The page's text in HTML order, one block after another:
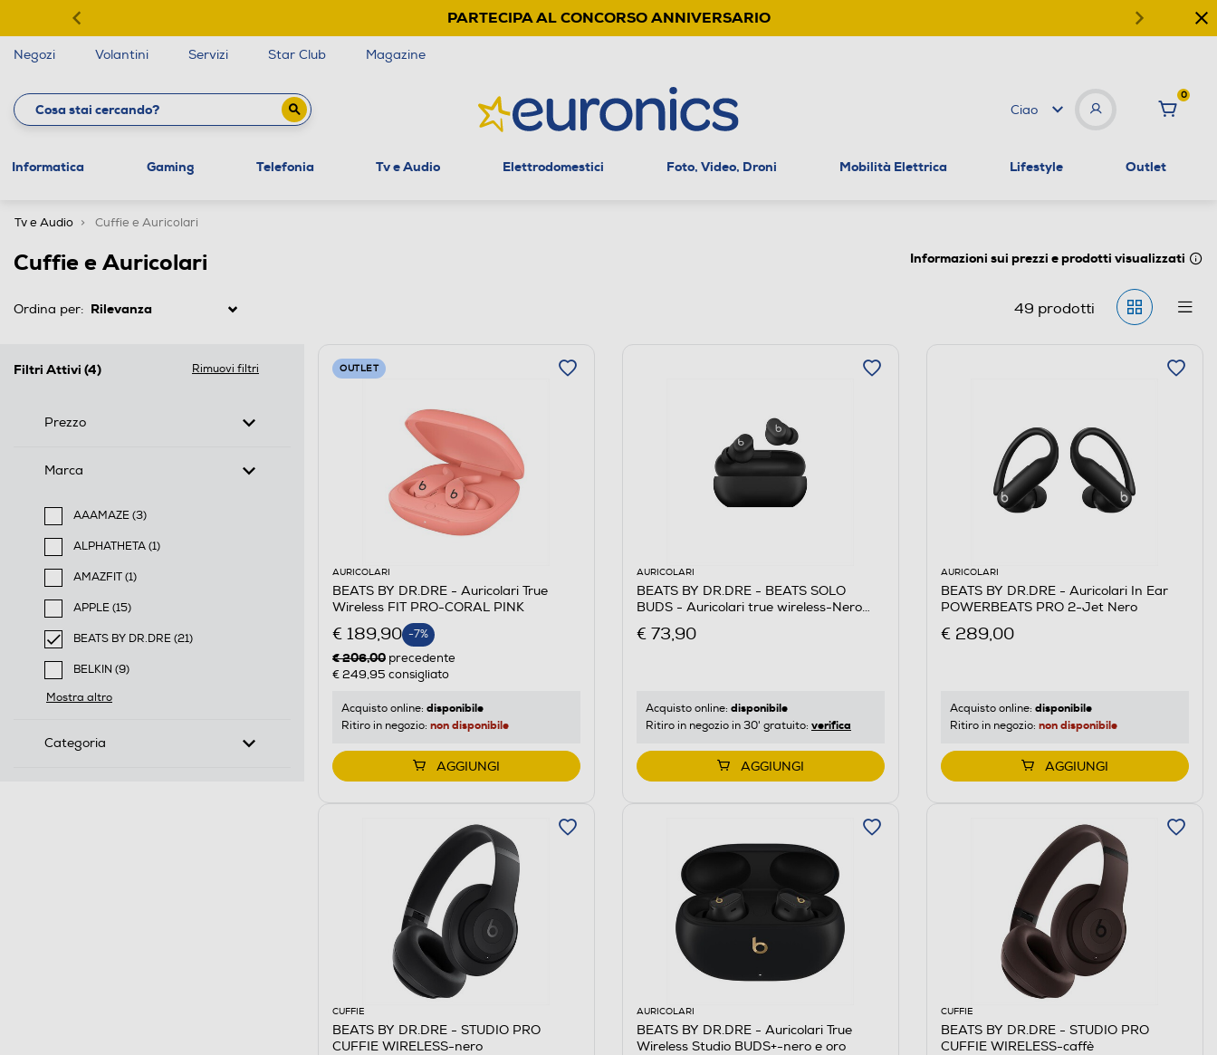
PARTECIPA AL CONCORSO ANNIVERSARIO
Negozi Volantini Servizi Star Club Magazine
Ciao
0
Informatica Gaming Telefonia Tv e Audio Elettrodomestici Foto, Video, Droni Mobilità Elettrica Lifestyle Outlet
Tv e Audio Cuffie e Auricolari
Cuffie e Auricolari Informazioni sui prezzi e prodotti visualizzati
Ordina per: 49 prodotti
Filtri Attivi (4) Rimuovi filtri
Prezzo
Marca
AAAMAZE (3)
Filtra per Marca: AAAMAZE
ALPHATHETA (1)
Filtra per Marca: ALPHATHETA
AMAZFIT (1)
Filtra per Marca: AMAZFIT
APPLE (15)
Filtra per Marca: APPLE
BEATS BY DR.DRE (21)
selected Filtro applicato per Marca: BEATS BY DR.DRE
BELKIN (9)
Filtra per Marca: BELKIN
Mostra altro
Categoria
OUTLET
AURICOLARI
BEATS BY DR.DRE - Auricolari True
Wireless FIT PRO-CORAL PINK
€ 189,90 -7%
€ 206,00 precedente
€ 249,95 consigliato
Acquisto online: disponibile
Ritiro in negozio: non disponibile
AGGIUNGI
AURICOLARI
BEATS BY DR.DRE - BEATS SOLO
BUDS - Auricolari true wireless-Nero
€ 73,90
Acquisto online: disponibile
Ritiro in negozio in 30' gratuito: verifica
AGGIUNGI
AURICOLARI
BEATS BY DR.DRE - Auricolari In Ear
POWERBEATS PRO 2-Jet Nero
€ 289,00
Acquisto online: disponibile
Ritiro in negozio: non disponibile
AGGIUNGI
CUFFIE
BEATS BY DR.DRE - STUDIO PRO
CUFFIE WIRELESS-nero
AURICOLARI
BEATS BY DR.DRE - Auricolari True
Wireless Studio BUDS+-nero e oro
CUFFIE
BEATS BY DR.DRE - STUDIO PRO
CUFFIE WIRELESS-caffè